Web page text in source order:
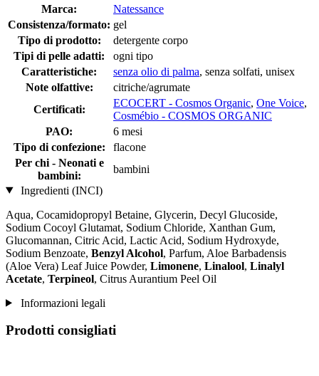
Marca:
Natessance
Consistenza/formato: gel
Tipo di prodotto:
detergente corpo
Tipi di pelle adatti:
ogni tipo
Caratteristiche:
senza olio di palma, senza solfati, unisex
Note olfattive:
citriche/agrumate
Certificati:
ECOCERT - Cosmos Organic, One Voice,
Cosmébio - COSMOS ORGANIC
PAO:
6 mesi
Tipo di confezione:
flacone
Per chi - Neonati e
bambini:
bambini
Ingredienti (INCI)
Aqua, Cocamidopropyl Betaine, Glycerin, Decyl Glucoside,
Sodium Cocoyl Glutamat, Sodium Chloride, Xanthan Gum,
Glucomannan, Citric Acid, Lactic Acid, Sodium Hydroxyde,
Sodium Benzoate, Benzyl Alcohol, Parfum, Aloe Barbadensis
(Aloe Vera) Leaf Juice Powder, Limonene, Linalool, Linalyl
Acetate, Terpineol, Citrus Aurantium Peel Oil
Informazioni legali
Prodotti consigliati